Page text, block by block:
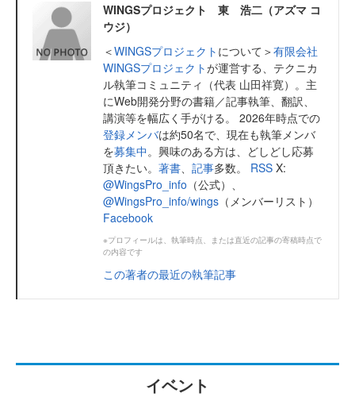
WINGSプロジェクト 東 浩二（アズマ コ
ウジ）
＜WINGSプロジェクト について＞有限会社
WINGSプロジェクトが運営する、テクニカ
ル執筆コミュニティ（代表 山田祥寛）。主
にWeb開発分野の書籍／記事執筆、翻訳、
講演等を幅広く手がける。 2026年時点での
登録メンバは約50名で、現在も執筆メンバ
を募集中。興味のある方は、どしどし応募
頂きたい。 著書 記事多数。 RSS X:
@WingsPro_info （公式）、
@WingsPro_info/wings （メンバーリスト）
Facebook
※プロフィールは、執筆時点、または直近の記事の寄稿時点で
の内容です
この著者の最近の執筆記事
イベント